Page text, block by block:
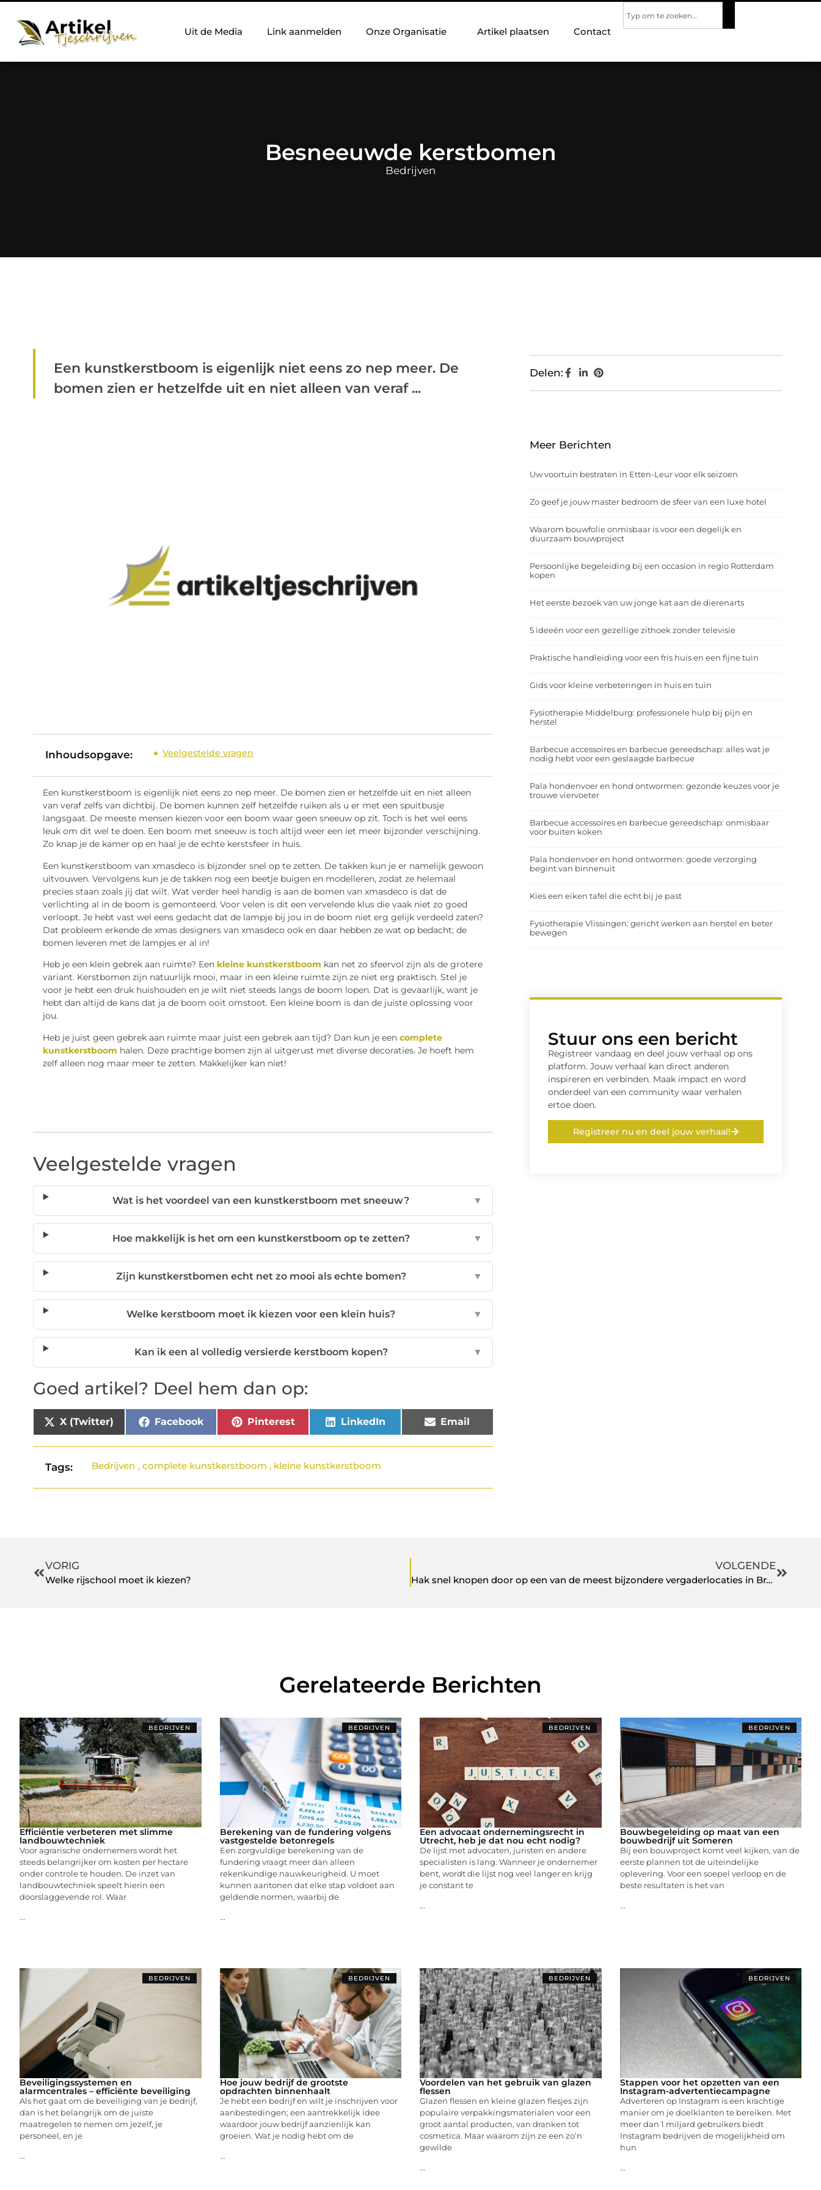
Uit de Media Link aanmelden Onze Organisatie Artikel plaatsen Contact
Besneeuwde kerstbomen
Bedrijven
Een kunstkerstboom is eigenlijk niet eens zo nep meer. De
bomen zien er hetzelfde uit en niet alleen van veraf ...
Inhoudsopgave: Veelgestelde vragen
Een kunstkerstboom is eigenlijk niet eens zo nep meer. De bomen zien er hetzelfde uit en niet alleen
van veraf zelfs van dichtbij. De bomen kunnen zelf hetzelfde ruiken als u er met een spuitbusje
langsgaat. De meeste mensen kiezen voor een boom waar geen sneeuw op zit. Toch is het wel eens
leuk om dit wel te doen. Een boom met sneeuw is toch altijd weer een iet meer bijzonder verschijning.
Zo knap je de kamer op en haal je de echte kerstsfeer in huis.
Een kunstkerstboom van xmasdeco is bijzonder snel op te zetten. De takken kun je er namelijk gewoon
uitvouwen. Vervolgens kun je de takken nog een beetje buigen en modelleren, zodat ze helemaal
precies staan zoals jij dat wilt. Wat verder heel handig is aan de bomen van xmasdeco is dat de
verlichting al in de boom is gemonteerd. Voor velen is dit een vervelende klus die vaak niet zo goed
verloopt. Je hebt vast wel eens gedacht dat de lampje bij jou in de boom niet erg gelijk verdeeld zaten?
Dat probleem erkende de xmas designers van xmasdeco ook en daar hebben ze wat op bedacht; de
bomen leveren met de lampjes er al in!
Heb je een klein gebrek aan ruimte? Een kleine kunstkerstboom kan net zo sfeervol zijn als de grotere
variant. Kerstbomen zijn natuurlijk mooi, maar in een kleine ruimte zijn ze niet erg praktisch. Stel je
voor je hebt een druk huishouden en je wilt niet steeds langs de boom lopen. Dat is gevaarlijk, want je
hebt dan altijd de kans dat ja de boom ooit omstoot. Een kleine boom is dan de juiste oplossing voor
jou.
Heb je juist geen gebrek aan ruimte maar juist een gebrek aan tijd? Dan kun je een complete
kunstkerstboom halen. Deze prachtige bomen zijn al uitgerust met diverse decoraties. Je hoeft hem
zelf alleen nog maar meer te zetten. Makkelijker kan niet!
Veelgestelde vragen
Wat is het voordeel van een kunstkerstboom met sneeuw? ▼
Hoe makkelijk is het om een kunstkerstboom op te zetten? ▼
Zijn kunstkerstbomen echt net zo mooi als echte bomen? ▼
Welke kerstboom moet ik kiezen voor een klein huis? ▼
Kan ik een al volledig versierde kerstboom kopen? ▼
Goed artikel? Deel hem dan op:
X (Twitter) Facebook Pinterest LinkedIn Email
Tags: Bedrijven ,complete kunstkerstboom , kleine kunstkerstboom
Delen:
Meer Berichten
Uw voortuin bestraten in Etten-Leur voor elk seizoen
Zo geef je jouw master bedroom de sfeer van een luxe hotel
Waarom bouwfolie onmisbaar is voor een degelijk en
duurzaam bouwproject
Persoonlijke begeleiding bij een occasion in regio Rotterdam
kopen
Het eerste bezoek van uw jonge kat aan de dierenarts
5 ideeën voor een gezellige zithoek zonder televisie
Praktische handleiding voor een fris huis en een fijne tuin
Gids voor kleine verbeteringen in huis en tuin
Fysiotherapie Middelburg: professionele hulp bij pijn en
herstel
Barbecue accessoires en barbecue gereedschap: alles wat je
nodig hebt voor een geslaagde barbecue
Pala hondenvoer en hond ontwormen: gezonde keuzes voor je
trouwe viervoeter
Barbecue accessoires en barbecue gereedschap: onmisbaar
voor buiten koken
Pala hondenvoer en hond ontwormen: goede verzorging
begint van binnenuit
Kies een eiken tafel die echt bij je past
Fysiotherapie Vlissingen: gericht werken aan herstel en beter
bewegen
Stuur ons een bericht
Registreer vandaag en deel jouw verhaal op ons
platform. Jouw verhaal kan direct anderen
inspireren en verbinden. Maak impact en word
onderdeel van een community waar verhalen
ertoe doen.
Registreer nu en deel jouw verhaal!
VORIG
Welke rijschool moet ik kiezen?
VOLGENDE
Hak snel knopen door op een van de meest bijzondere vergaderlocaties in Brabant
Gerelateerde Berichten
BEDRIJVEN
Efficiëntie verbeteren met slimme
landbouwtechniek
Voor agrarische ondernemers wordt het
steeds belangrijker om kosten per hectare
onder controle te houden. De inzet van
landbouwtechniek speelt hierin een
doorslaggevende rol. Waar
...
BEDRIJVEN
Berekening van de fundering volgens
vastgestelde betonregels
Een zorgvuldige berekening van de
fundering vraagt meer dan alleen
rekenkundige nauwkeurigheid. U moet
kunnen aantonen dat elke stap voldoet aan
geldende normen, waarbij de
...
BEDRIJVEN
Een advocaat ondernemingsrecht in
Utrecht, heb je dat nou echt nodig?
De lijst met advocaten, juristen en andere
specialisten is lang. Wanneer je ondernemer
bent, wordt die lijst nog veel langer en krijg
je constant te
...
BEDRIJVEN
Bouwbegeleiding op maat van een
bouwbedrijf uit Someren
Bij een bouwproject komt veel kijken, van de
eerste plannen tot de uiteindelijke
oplevering. Voor een soepel verloop en de
beste resultaten is het van
...
BEDRIJVEN
Beveiligingssystemen en
alarmcentrales – efficiënte beveiliging
Als het gaat om de beveiliging van je bedrijf,
dan is het belangrijk om de juiste
maatregelen te nemen om jezelf, je
personeel, en je
...
BEDRIJVEN
Hoe jouw bedrijf de grootste
opdrachten binnenhaalt
Je hebt een bedrijf en wilt je inschrijven voor
aanbestedingen; een aantrekkelijk idee
waardoor jouw bedrijf aanzienlijk kan
groeien. Wat je nodig hebt om de
...
BEDRIJVEN
Voordelen van het gebruik van glazen
flessen
Glazen flessen en kleine glazen flesjes zijn
populaire verpakkingsmaterialen voor een
groot aantal producten, van dranken tot
cosmetica. Maar waarom zijn ze een zo’n
gewilde
...
BEDRIJVEN
Stappen voor het opzetten van een
Instagram-advertentiecampagne
Adverteren op Instagram is een krachtige
manier om je doelklanten te bereiken. Met
meer dan 1 miljard gebruikers biedt
Instagram bedrijven de mogelijkheid om
hun
...